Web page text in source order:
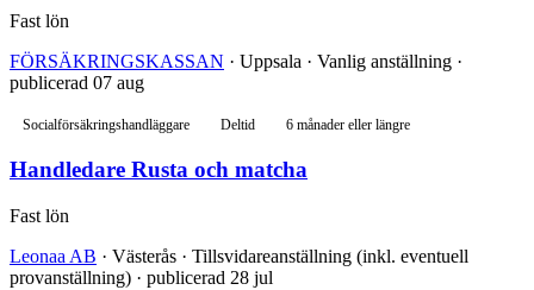
Fast lön
FÖRSÄKRINGSKASSAN · Uppsala · Vanlig anställning ·
publicerad 07 aug
Socialförsäkringshandläggare Deltid 6 månader eller längre
Handledare Rusta och matcha
Fast lön
Leonaa AB · Västerås · Tillsvidareanställning (inkl. eventuell
provanställning) · publicerad 28 jul